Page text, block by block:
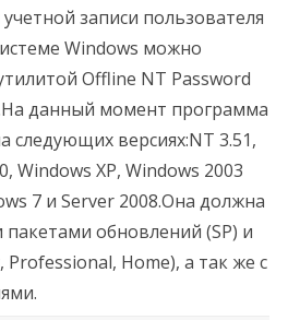
Password
and
Registry
Editor
-
сброс
пароля
Windows
записи пользователя
Windows можно
Offline NT Password
данный момент программа
следующих версиях:NT 3.51,
Windows XP, Windows 2003
7 и Server 2008.Она должна
пакетами обновлений (SP) и
Professional, Home), а так же с